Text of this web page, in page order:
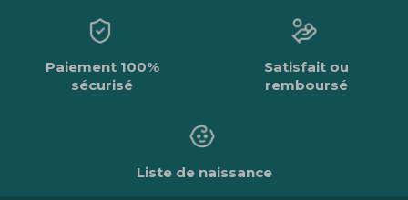
Paiement 100%
sécurisé
Satisfait ou
remboursé
Liste de naissance